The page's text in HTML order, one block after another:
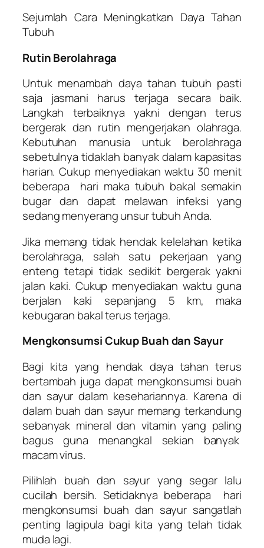
Sejumlah Cara Meningkatkan Daya Tahan
Tubuh
Rutin Berolahraga
Untuk menambah daya tahan tubuh pasti
saja jasmani harus terjaga secara baik.
Langkah terbaiknya yakni dengan terus
bergerak dan rutin mengerjakan olahraga.
Kebutuhan manusia untuk berolahraga
sebetulnya tidaklah banyak dalam kapasitas
harian. Cukup menyediakan waktu 30 menit
beberapa hari maka tubuh bakal semakin
bugar dan dapat melawan infeksi yang
sedang menyerang unsur tubuh Anda.
Jika memang tidak hendak kelelahan ketika
berolahraga, salah satu pekerjaan yang
enteng tetapi tidak sedikit bergerak yakni
jalan kaki. Cukup menyediakan waktu guna
berjalan kaki sepanjang 5 km, maka
kebugaran bakal terus terjaga.
Mengkonsumsi Cukup Buah dan Sayur
Bagi kita yang hendak daya tahan terus
bertambah juga dapat mengkonsumsi buah
dan sayur dalam kesehariannya. Karena di
dalam buah dan sayur memang terkandung
sebanyak mineral dan vitamin yang paling
bagus guna menangkal sekian banyak
macam virus.
Pilihlah buah dan sayur yang segar lalu
cucilah bersih. Setidaknya beberapa hari
mengkonsumsi buah dan sayur sangatlah
penting lagipula bagi kita yang telah tidak
muda lagi.